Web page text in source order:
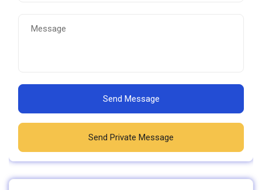
Send Message
Send Private Message